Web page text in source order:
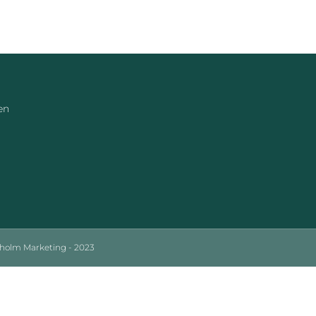
Marketing - 2023